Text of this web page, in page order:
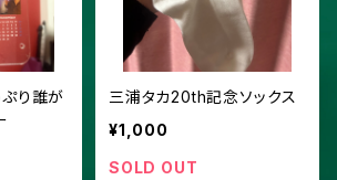
り誰が
三浦タカ20th記念ソックス
¥1,000
SOLD OUT